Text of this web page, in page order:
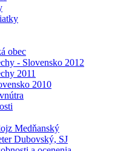
obec
- Slovensko 2012
2011
2010
Medňanský
Dubovský, SJ